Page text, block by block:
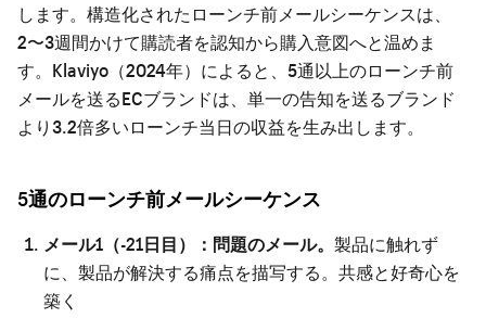
します。構造化されたローンチ前メールシーケンスは、
2〜3週間かけて購読者を認知から購入意図へと温めま
す。Klaviyo（2024年）によると、5通以上のローンチ前
メールを送るECブランドは、単一の告知を送るブランド
より3.2倍多いローンチ当日の収益を生み出します。
5通のローンチ前メールシーケンス
メール1（-21日目）：問題のメール。 製品に触れず
に、製品が解決する痛点を描写する。共感と好奇心を
築く